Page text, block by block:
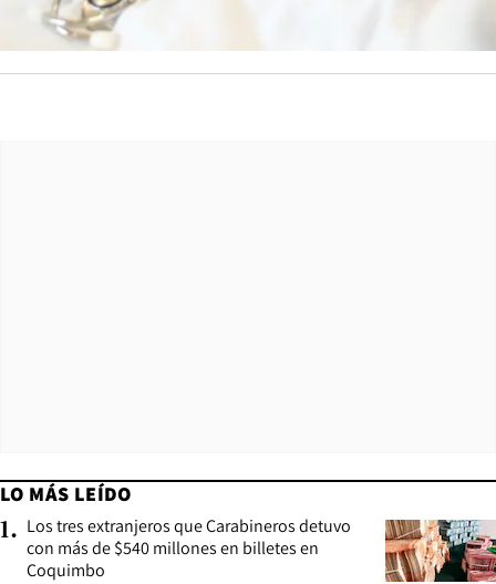
LO MÁS LEÍDO
1. Los tres extranjeros que Carabineros detuvo
con más de $540 millones en billetes en
Coquimbo